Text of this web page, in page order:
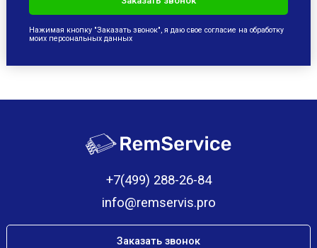
Нажимая кнопку "Заказать звонок", я даю свое согласие на обработку
моих персональных данных
+7(499) 288-26-84
info@remservis.pro
Заказать звонок